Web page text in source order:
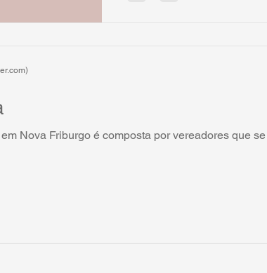
Nova Friburgo é composta por vereadores que